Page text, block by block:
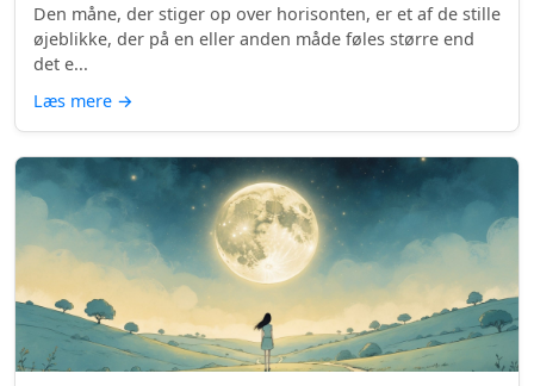
Den måne, der stiger op over horisonten, er et af de stille
øjeblikke, der på en eller anden måde føles større end
det e...
Læs mere →